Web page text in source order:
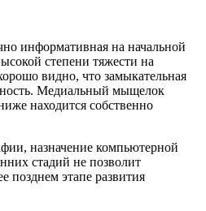
информативная на начальной
степени тяжести на
видно, что замыкательная
Медиальный мыщелок
находится собственно
назначение компьютерной
стадий не позволит
позднем этапе развития